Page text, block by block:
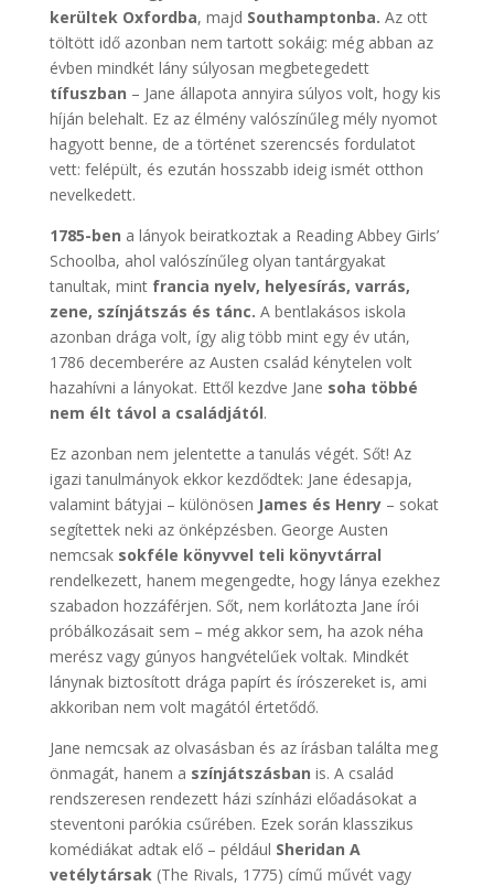
kerültek Oxfordba, majd Southamptonba. Az ott
töltött idő azonban nem tartott sokáig: még abban az
évben mindkét lány súlyosan megbetegedett
tífuszban – Jane állapota annyira súlyos volt, hogy kis
híján belehalt. Ez az élmény valószínűleg mély nyomot
hagyott benne, de a történet szerencsés fordulatot
vett: felépült, és ezután hosszabb ideig ismét otthon
nevelkedett.
1785-ben a lányok beiratkoztak a Reading Abbey Girls’
Schoolba, ahol valószínűleg olyan tantárgyakat
tanultak, mint francia nyelv, helyesírás, varrás,
zene, színjátszás és tánc. A bentlakásos iskola
azonban drága volt, így alig több mint egy év után,
1786 decemberére az Austen család kénytelen volt
hazahívni a lányokat. Ettől kezdve Jane soha többé
nem élt távol a családjától.
Ez azonban nem jelentette a tanulás végét. Sőt! Az
igazi tanulmányok ekkor kezdődtek: Jane édesapja,
valamint bátyjai – különösen James és Henry– sokat
segítettek neki az önképzésben. George Austen
nemcsak sokféle könyvvel teli könyvtárral
rendelkezett, hanem megengedte, hogy lánya ezekhez
szabadon hozzáférjen. Sőt, nem korlátozta Jane írói
próbálkozásait sem – még akkor sem, ha azok néha
merész vagy gúnyos hangvételűek voltak. Mindkét
lánynak biztosított drága papírt és írószereket is, ami
akkoriban nem volt magától értetődő.
Jane nemcsak az olvasásban és az írásban találta meg
önmagát, hanem a színjátszásban is. A család
rendszeresen rendezett házi színházi előadásokat a
steventoni parókia csűrében. Ezek során klasszikus
komédiákat adtak elő – például Sheridan A
vetélytársak(The Rivals, 1775) című művét vagy